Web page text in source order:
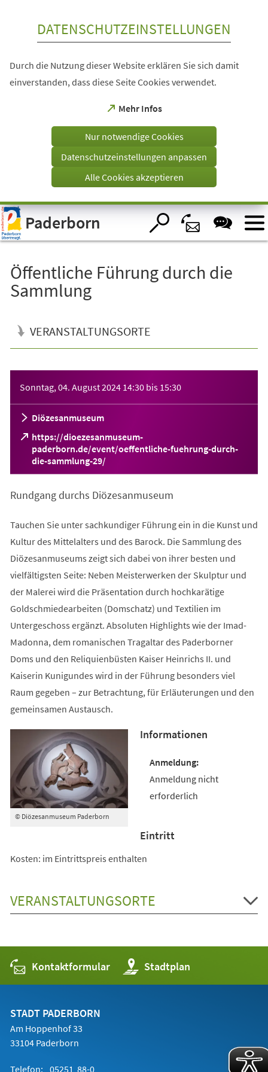
Visuelle
Assistenzsoftware
öffnen.
DATENSCHUTZEINSTELLUNGEN
Durch die Nutzung dieser Website erklären Sie sich damit
einverstanden, dass diese Seite Cookies verwendet.
Mehr Infos
(Öffnet
einem
Tab)
Nur notwendige Cookies
Datenschutzeinstellungen anpassen
Alle Cookies akzeptieren
Paderborn
Öffentliche Führung durch die
Sammlung
VERANSTALTUNGSORTE
Sonntag, 04. August 2024 14:30 bis 15:30
Diözesanmuseum
https://dioezesanmuseum-
paderborn.de/event/oeffentliche-fuehrung-durch-
die-sammlung-29/
(Öffnet
in
neuen
Rundgang durchs Diözesanmuseum
Tauchen Sie unter sachkundiger Führung ein in die Kunst und
Kultur des Mittelalters und des Barock. Die Sammlung des
Diözesanmuseums zeigt sich dabei von ihrer besten und
vielfältigsten Seite: Neben Meisterwerken der Skulptur und
der Malerei wird die Präsentation durch hochkarätige
Goldschmiedearbeiten (Domschatz) und Textilien im
Untergeschoss ergänzt. Absoluten Highlights wie der Imad-
Madonna, dem romanischen Tragaltar des Paderborner
Doms und den Reliquienbüsten Kaiser Heinrichs II. und
Kaiserin Kunigundes wird in der Führung besonders viel
Raum gegeben – zur Betrachtung, für Erläuterungen und den
gemeinsamen Austausch.
© Diözesanmuseum Paderborn
Informationen
Anmeldung nicht
erforderlich
Eintritt
Kosten: im Eintrittspreis enthalten
VERANSTALTUNGSORTE
Kontaktformular Stadtplan
(Öffnet
in
einem
STADT PADERBORN
Am Hoppenhof 33
33104 Paderborn
Telefon: 05251 88-0